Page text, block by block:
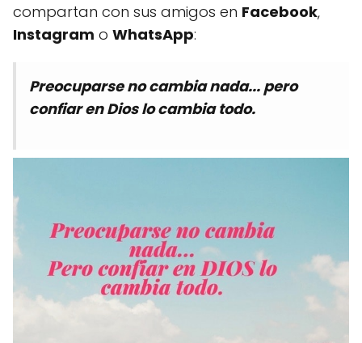
compartan con sus amigos en Facebook,
Instagram o WhatsApp:
Preocuparse no cambia nada... pero
confiar en Dios lo cambia todo.